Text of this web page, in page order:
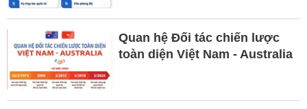
Quan hệ Đối tác chiến lược
toàn diện Việt Nam - Australia